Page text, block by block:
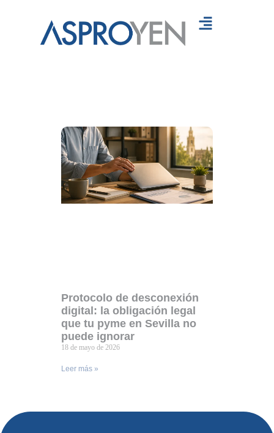
Protocolo de desconexión
digital: la obligación legal
que tu pyme en Sevilla no
puede ignorar
18 de mayo de 2026
Leer más »